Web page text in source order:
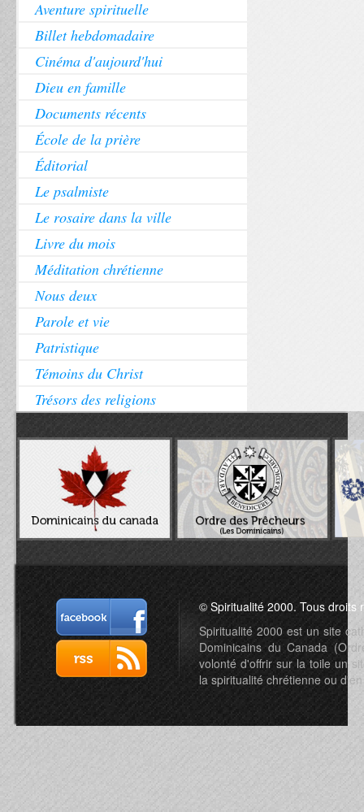
Aventure spirituelle
Billet hebdomadaire
Cinéma d'aujourd'hui
Dieu en famille
Documents récents
École de la prière
Éditorial
Le psalmiste
Le rosaire dans la ville
Livre du mois
Méditation chrétienne
Nous deux
Parole et vie
Patristique
Témoins du Christ
Trésors des religions
© Spiritualité 2000. Tous droits
Spiritualité 2000 est un site
Dominicains du Canada
volonté d'offrir sur la toile un
la spiritualité chrétienne ou